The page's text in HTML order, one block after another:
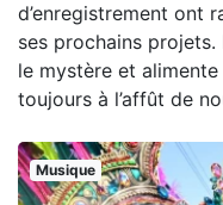
d’enregistrement ont
ses prochains
le mystère et alimente
toujours à l’affût de
Musique